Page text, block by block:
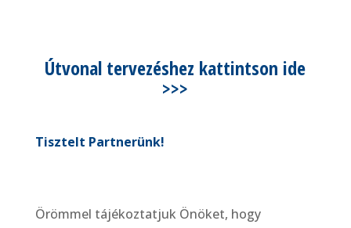
Útvonal tervezéshez kattintson ide
>>>
Tisztelt Partnerünk!
Örömmel tájékoztatjuk Önöket, hogy